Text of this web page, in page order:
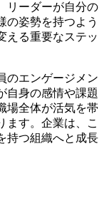
リーダーが自分の
の姿勢を持つよう
える重要なステッ
のエンゲージメン
自身の感情や課題
場全体が活気を帯
ます。企業は、こ
持つ組織へと成長